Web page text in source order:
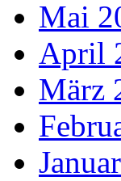
Mai
April
März